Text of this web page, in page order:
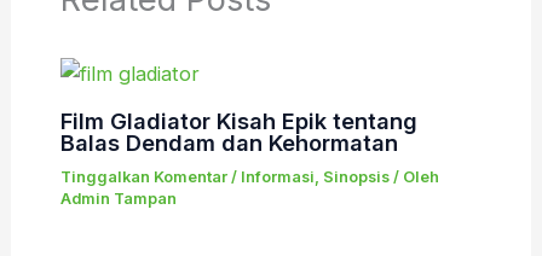
Film Gladiator Kisah Epik tentang
Balas Dendam dan Kehormatan
Tinggalkan Komentar / Informasi Sinopsis/ Oleh
Admin Tampan